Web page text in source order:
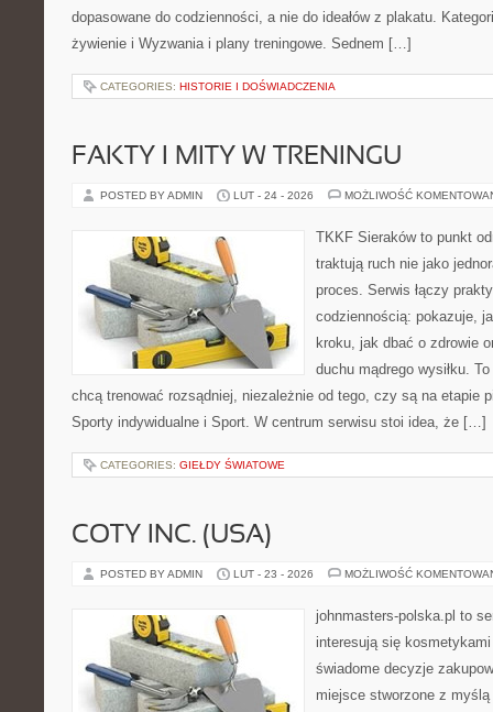
dopasowane do codzienności, a nie do ideałów z plakatu.
żywienie i Wyzwania i plany treningowe. Sednem […]
CATEGORIES: HISTORIE I DOŚWIADCZENIA
FAKTY I MITY W TRENINGU
POSTED BY ADMIN LUT - 24 - 2026 MOŻLIWOŚĆ
TKKF Sieraków to punkt
traktują ruch nie jako
proces. Serwis łączy
codziennością: pokazuje,
kroku, jak dbać o zdrowie
duchu mądrego wysiłku.
chcą trenować rozsądniej, niezależnie od tego, czy są na etapie
Sporty indywidualne i Sport. W centrum serwisu stoi idea, że […]
CATEGORIES: GIEŁDY ŚWIATOWE
COTY INC. (USA)
POSTED BY ADMIN LUT - 23 - 2026 MOŻLIWOŚĆ
johnmasters-polska.pl to
interesują się
świadome decyzje
miejsce stworzone z